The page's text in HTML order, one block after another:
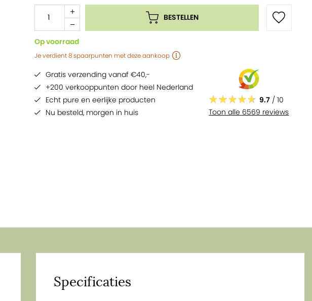
BESTELLEN
Op voorraad
Je verdient 8 spaarpunten met deze aankoop
Gratis verzending vanaf €40,-
+200 verkooppunten door heel Nederland
Echt pure en eerlijke producten
Nu besteld, morgen in huis
9.7 / 10
Toon alle 6569 reviews
Specificaties